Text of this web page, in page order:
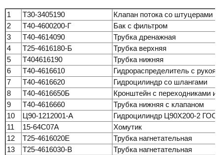
1 Т30-3405190
Клапан потока со штуцерами
2
Т40-4600200-Г
Бак с фильтром
3
Т40-4614090
Трубка дренажная
4
Т25-4616180-Б
Трубка верхняя
5
Т404616190
Трубка нижняя
6
Т40-4616610
Гидрораспределитель с
7
Т40-4616620
Гидроцилиндр со шлангами
8
Т40-4616650Б
Кронштейн с переходниками и
9
Т40-4616660
Трубка нижняя с клапаном
10
Ц90-1212001-А
Гидроцилиндр Ц90Х200-2
11
15-64С07А
Хомутик
12
Т25-4616020Е
Трубка нагнетательная
13
Т25-4616030-В
Трубка нагнетательная